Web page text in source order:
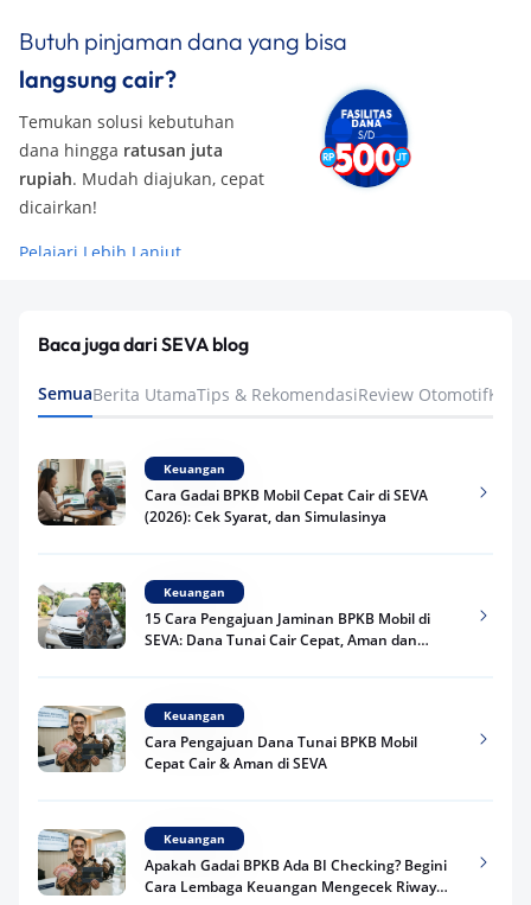
Butuh pinjaman dana yang bisa
langsung cair?
Temukan solusi kebutuhan
dana hingga ratusan juta
rupiah. Mudah diajukan, cepat
dicairkan!
Pelajari Lebih Lanjut
Baca juga dari SEVA blog
SemuaBerita UtamaTips & RekomendasiReview Otomotif
Keuangan
Cara Gadai BPKB Mobil Cepat Cair di SEVA
(2026): Cek Syarat, dan Simulasinya
Keuangan
15 Cara Pengajuan Jaminan BPKB Mobil di
SEVA: Dana Tunai Cair Cepat, Aman dan
Keuangan
Cara Pengajuan Dana Tunai BPKB Mobil
Cepat Cair & Aman di SEVA
Keuangan
Apakah Gadai BPKB Ada BI Checking? Begini
Cara Lembaga Keuangan Mengecek Riwayat